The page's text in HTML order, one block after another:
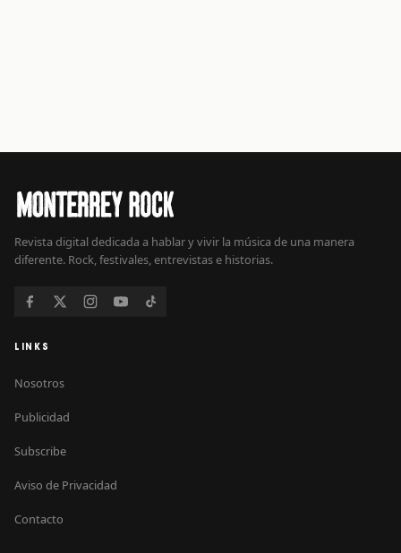
Revista digital dedicada a hablar y vivir la música de una manera
diferente. Rock, festivales, entrevistas e historias.
LINKS
Nosotros
Publicidad
Subscribe
Aviso de Privacidad
Contacto